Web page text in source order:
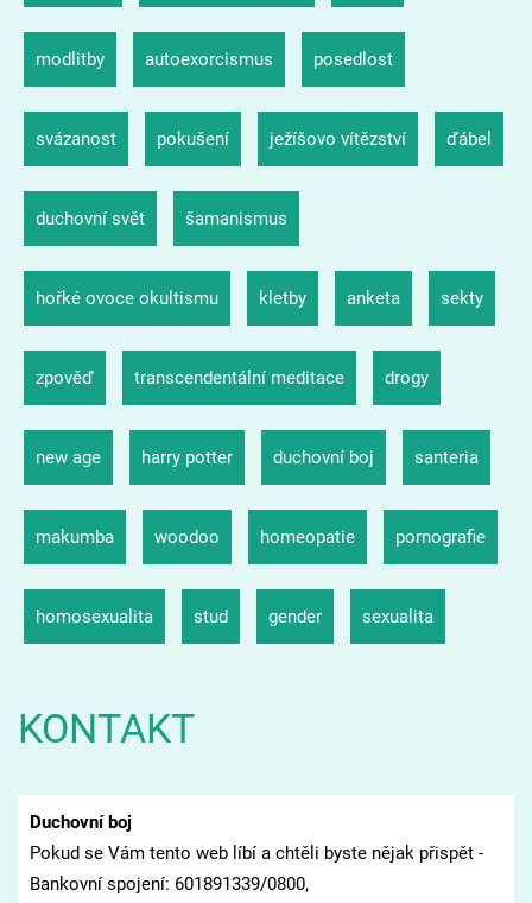
modlitby autoexorcismus posedlost
svázanost pokušení ježíšovo vítězství ďábel
duchovní svět šamanismus
hořké ovoce okultismu kletby anketa sekty
zpověď transcendentální meditace drogy
new age harry potter duchovní boj santeria
makumba woodoo homeopatie pornografie
homosexualita stud gender sexualita
KONTAKT
Duchovní boj
Pokud se Vám tento web líbí a chtěli byste nějak přispět -
Bankovní spojení: 601891339/0800,